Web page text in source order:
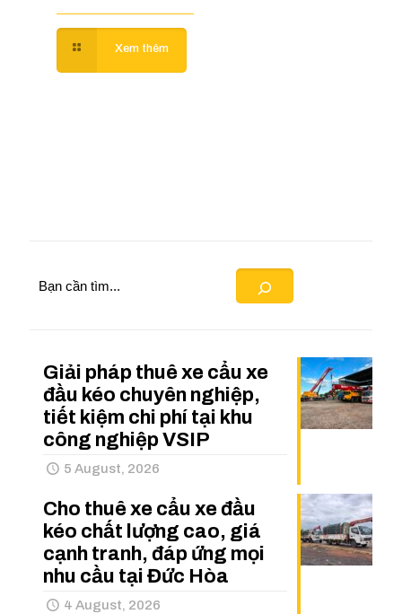
Search
Giải pháp thuê xe cẩu xe
đầu kéo chuyên nghiệp,
tiết kiệm chi phí tại khu
công nghiệp VSIP
5 August, 2026
Cho thuê xe cẩu xe đầu
kéo chất lượng cao, giá
cạnh tranh, đáp ứng mọi
nhu cầu tại Đức Hòa
4 August, 2026